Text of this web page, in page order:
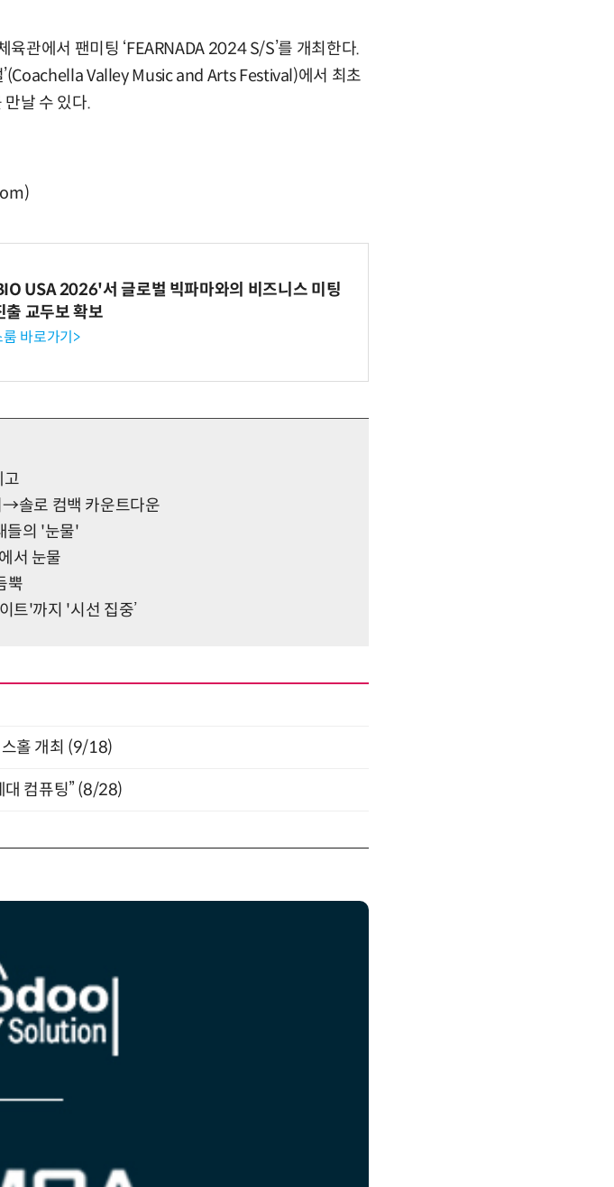
관에서 팬미팅 ‘FEARNADA 2024 S/S’를 개최한다.
Valley Music and Arts Festival)에서 최초
날 수 있다.
USA 2026'서 글로벌 빅파마와의 비즈니스 미팅
교두보 확보
바로가기>
고
솔로 컴백 카운트다운
들의 '눈물'
서 눈물
뿍
트'까지 '시선 집중’
홀 개최 (9/18)
대 컴퓨팅” (8/28)